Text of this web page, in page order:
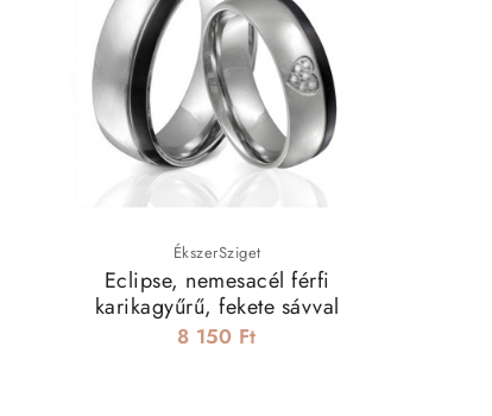
ÉkszerSziget
Eclipse, nemesacél férfi
karikagyűrű, fekete sávval
8 150 Ft